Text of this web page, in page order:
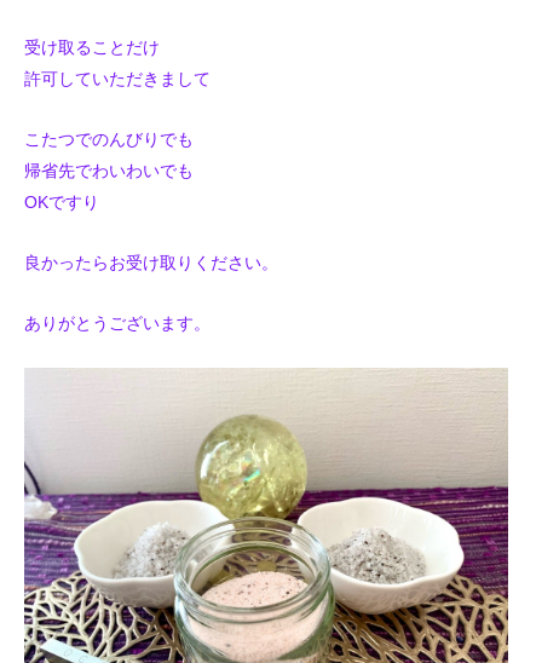
受け取ることだけ
許可していただきまして
こたつでのんびりでも
帰省先でわいわいでも
OKですり
良かったらお受け取りください。
ありがとうございます。